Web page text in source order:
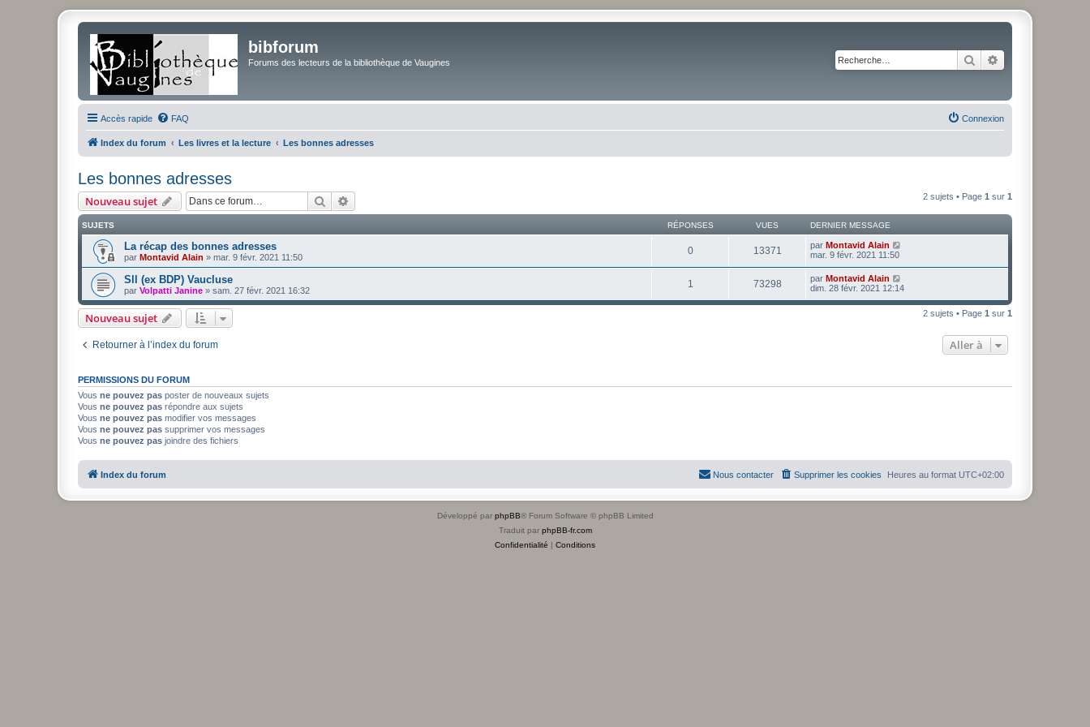
bibforum
Forums des lecteurs de la bibliothèque de Vaugines Rechercher
Accès rapide FAQ Connexion
Index du forum Les livres et la lecture Les bonnes adresses
Les bonnes adresses
Nouveau sujet Rechercher 2 sujets • Page 1 sur 1
SUJETS RÉPONSES VUES DERNIER MESSAGE
La récap des bonnes adresses
par Montavid Alain » mar. 9 févr. 2021 11:50
0 13371 par Montavid Alain
mar. 9 févr. 2021 11:50
Sll (ex BDP) Vaucluse
par Volpatti Janine » sam. 27 févr. 2021 16:32
1 73298 par Montavid Alain
dim. 28 févr. 2021 12:14
Nouveau sujet 2 sujets • Page 1 sur 1
Retourner à l’index du forum Aller à
PERMISSIONS DU FORUM
Vous ne pouvez pas poster de nouveaux sujets
Vous ne pouvez pas répondre aux sujets
Vous ne pouvez pas modifier vos messages
Vous ne pouvez pas supprimer vos messages
Vous ne pouvez pas joindre des fichiers
Index du forum Heures au format UTC+02:00
Supprimer les cookies
Nous contacter
Développé par phpBB® Forum Software © phpBB Limited
Traduit par phpBB-fr.com
Confidentialité | Conditions